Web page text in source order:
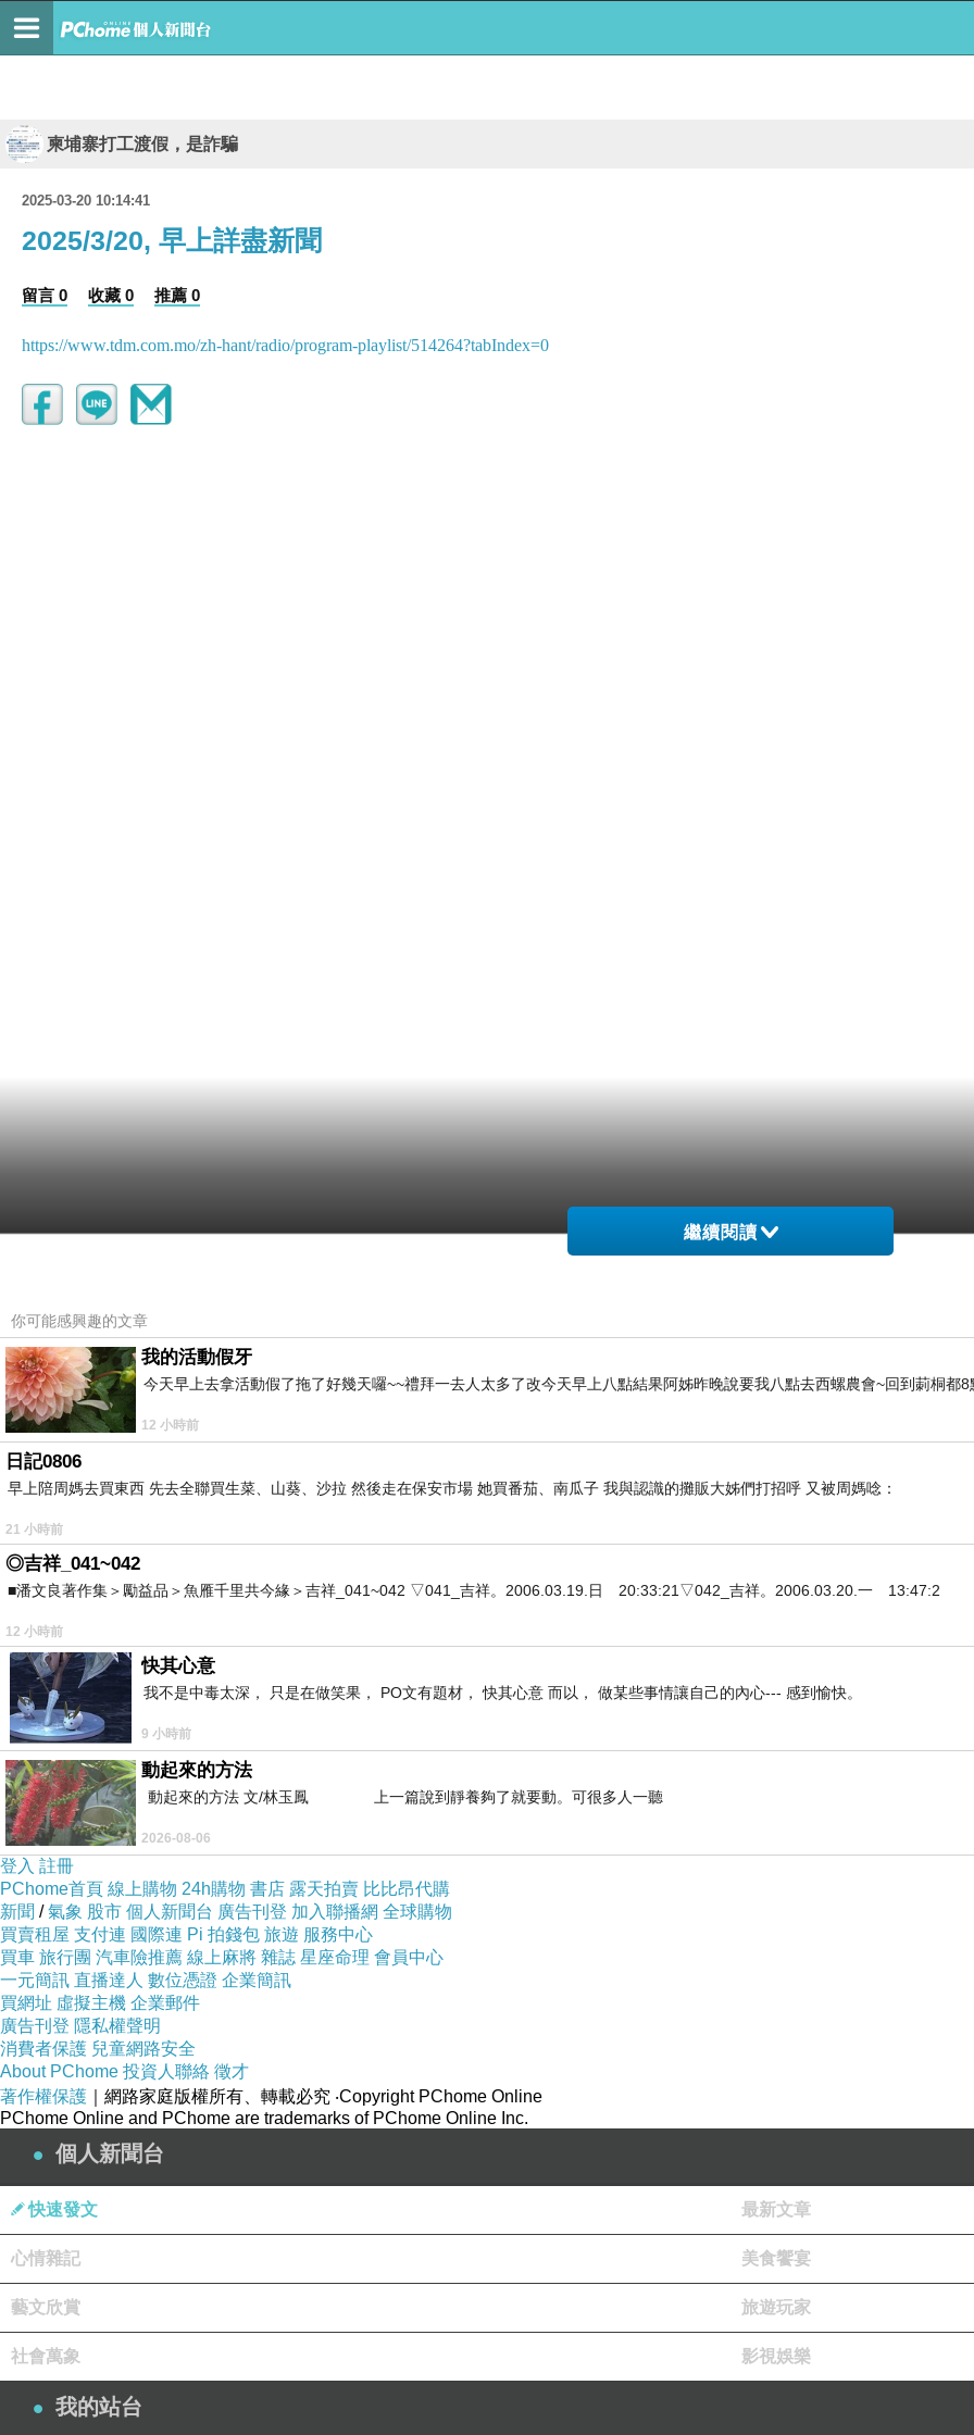
柬埔寨打工渡假，是詐騙
2025-03-20 10:14:41
2025/3/20, 早上詳盡新聞
留言 0 收藏 0 推薦 0
https://www.tdm.com.mo/zh-hant/radio/program-playlist/514264?tabIndex=0
繼續閱讀
你可能感興趣的文章
我的活動假牙
今天早上去拿活動假了拖了好幾天囉~~禮拜一去人太多了改今天早上八點結果阿姊昨晚說要我八點去西螺農會~回到莿桐都8
12 小時前
日記0806
早上陪周媽去買東西 先去全聯買生菜、山葵、沙拉 然後走在保安市場 她買番茄、南瓜子 我與認識的攤販大姊們打招呼 又被周媽唸：
21 小時前
◎吉祥_041~042
■潘文良著作集＞勵益品＞魚雁千里共今緣＞吉祥_041~042 ▽041_吉祥。2006.03.19.日 20:33:21▽042_吉祥。2006.03.20.一 13:47:2
12 小時前
快其心意
我不是中毒太深， 只是在做笑果， PO文有題材， 快其心意 而以， 做某些事情讓自己的內心--- 感到愉快。
9 小時前
動起來的方法
動起來的方法 文/林玉鳳 上一篇說到靜養夠了就要動。可很多人一聽
2026-08-06
登入 註冊
PChome首頁 線上購物 24h購物 書店 露天拍賣 比比昂代購
新聞 /氣象 股市 個人新聞台 廣告刊登 加入聯播網 全球購物
買賣租屋 支付連 國際連 Pi 拍錢包 旅遊 服務中心
買車 旅行團 汽車險推薦 線上麻將 雜誌 星座命理 會員中心
一元簡訊 直播達人 數位憑證 企業簡訊
買網址 虛擬主機 企業郵件
廣告刊登 隱私權聲明
消費者保護 兒童網路安全
About PChome 投資人聯絡 徵才
著作權保護 ｜網路家庭版權所有、轉載必究 ‧Copyright PChome Online
PChome Online and PChome are trademarks of PChome Online Inc.
個人新聞台
快速發文 最新文章
心情雜記 美食饗宴
藝文欣賞 旅遊玩家
社會萬象 影視娛樂
我的站台